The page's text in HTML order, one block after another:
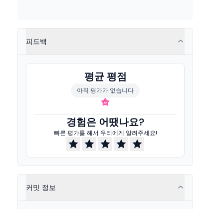
피드백
평균 평점
아직 평가가 없습니다
경험은 어땠나요?
빠른 평가를 해서 우리에게 알려주세요!
커밋 정보